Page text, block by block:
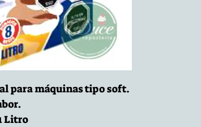
para máquinas tipo soft.
Litro